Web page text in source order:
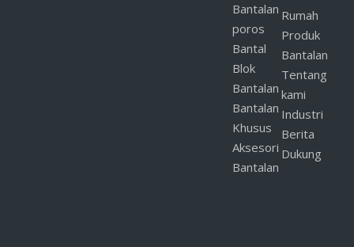
Bantalan
poros
Bantal
Blok
Bantalan
Bantalan
Khusus
Aksesori
Bantalan
Rumah
Produk
Bantalan
Tentang
kami
Industri
Berita
Dukung